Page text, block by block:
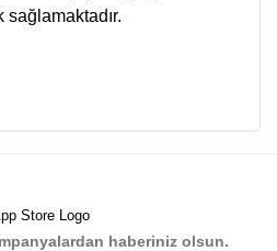
Yorum Yaz
veya görüntülenemiyor.haberiniz olsun.